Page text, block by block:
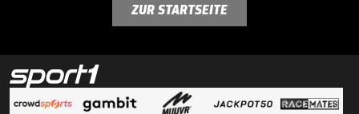
ZUR STARTSEITE